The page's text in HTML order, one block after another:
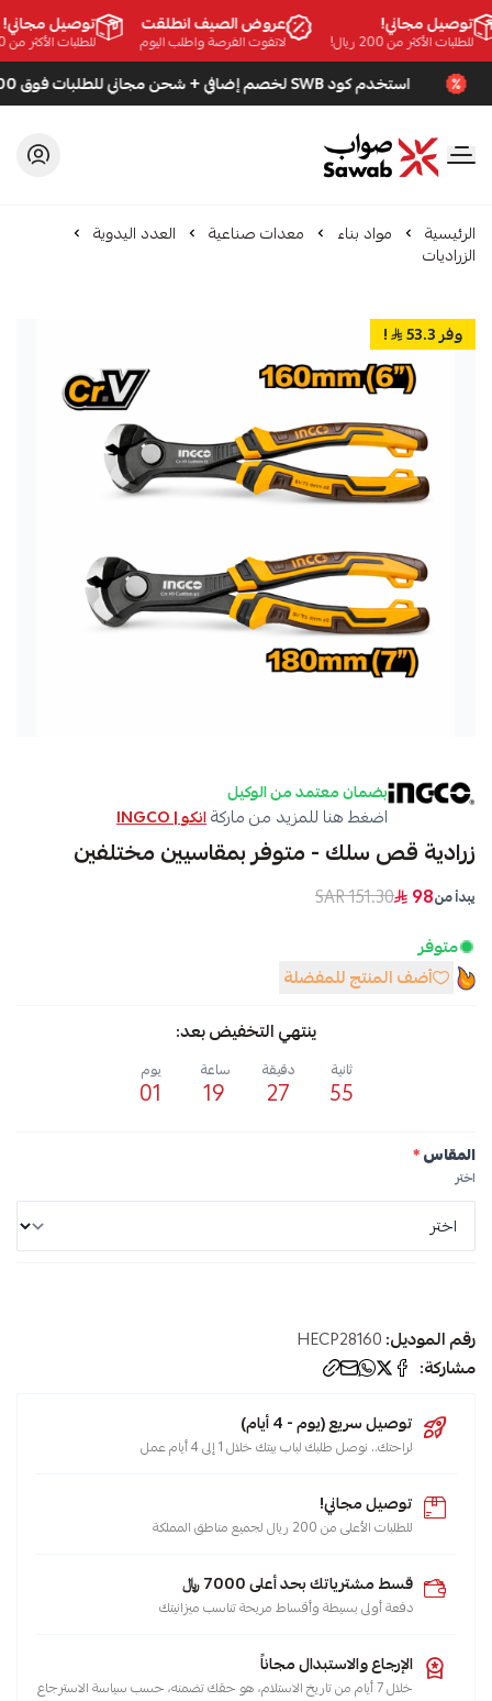
توصيل مجاني!
للطلبات الأكثر من 200 ريال!
عروض الصيف انطلقت
لاتفوت الفرصة واطلب اليوم
توصيل مجاني!
للطلبات الأكثر من 200 ريال!
استخدم كود SWB لخصم إضافي + شحن مجاني للطلبات فوق 200 ريال
صواب
الرئيسية مواد بناء معدات صناعية العدد اليدوية
الزراديات
وفر 53.3 !
بضمان معتمد من الوكيل
اضغط هنا للمزيد من ماركةانكو | INGCO
زرادية قص سلك - متوفر بمقاسيين مختلفين
يبدأ من98
151.30 SAR
متوفر
أضف المنتج للمفضلة
ينتهي التخفيض بعد:
55
ثانية
27
دقيقة
19
ساعة
01
يوم
المقاس*
اختر
رقم الموديل:HECP28160
مشاركة:
توصيل سريع (يوم - 4 أيام)
لراحتك.. نوصل طلبك لباب بيتك خلال 1 إلى 4 أيام عمل
توصيل مجاني!
للطلبات الأعلى من 200 ريال لجميع مناطق المملكة
قسط مشترياتك بحد أعلى 7000 ﷼
دفعة أولى بسيطة وأقساط مريحة تناسب ميزانيتك
الإرجاع والاستبدال مجاناً
خلال 7 أيام من تاريخ الاستلام، هو حقك تضمنه، حسب سياسة الاسترجاع